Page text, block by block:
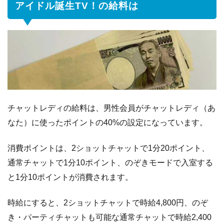
アイドル誕生TV！の給料は
チャットレディの給料は、男性会員がチャットレディ（あ
なた）に使ったポイントの40%の設定になっています。
消費ポイントは、2ショットチャットで1分20ポイント、
通常チャットで1分10ポイント、のぞきモードで入室する
と1分10ポイントが消費されます。
時給にすると、2ショットチャットで時給4,800円、のぞ
き・パーティチャットも可能な通常チャットで時給2,400